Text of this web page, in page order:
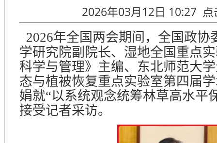
2026年03月12日 10:27 点
2026年全国两会期间，全国政协
学研究院副院长、湿地全国重点
科学与管理》主编、东北师范大
态与植被恢复重点实验室第四届
娟就“以系统观念统筹林草高水平
接受记者采访。